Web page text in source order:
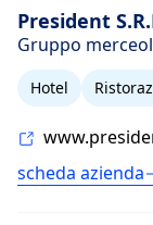
President
Gruppo
Hotel
scheda azienda